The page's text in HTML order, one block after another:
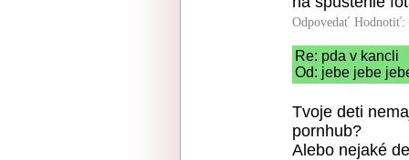
Odpovedať Hodnotiť:
Re: pda v kancli
Od: jebe jebe
Tvoje deti
pornhub?
Alebo nejaké